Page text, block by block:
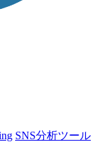
SNS分析ツール